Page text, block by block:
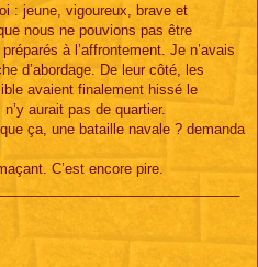
: jeune, vigoureux, brave et
nous ne pouvions pas être
à l’affrontement. Je n’avais
d’abordage. De leur côté, les
avaient finalement hissé le
aurait pas de quartier.
ça, une bataille navale ? demanda
C’est encore pire.